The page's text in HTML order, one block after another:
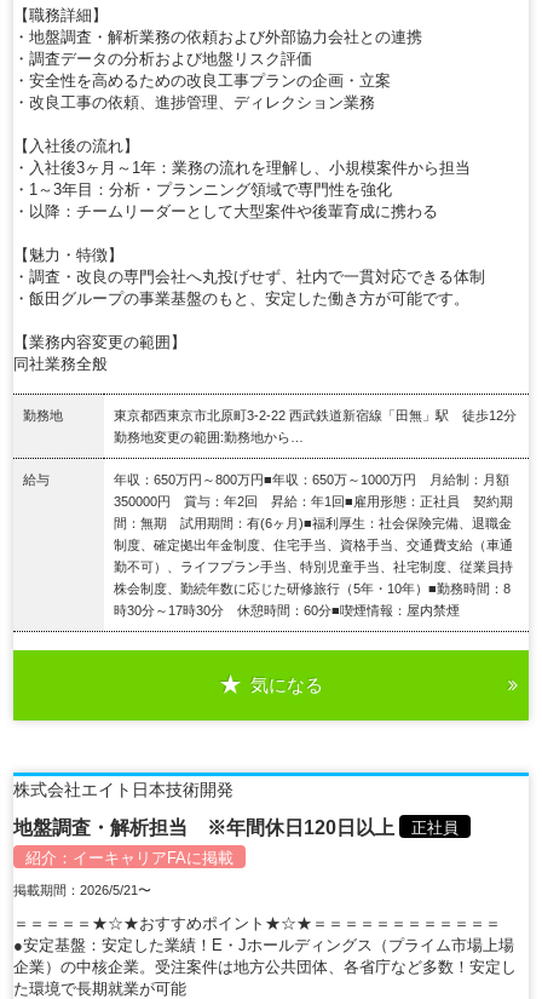
【職務詳細】
・地盤調査・解析業務の依頼および外部協力会社との連携
・調査データの分析および地盤リスク評価
・安全性を高めるための改良工事プランの企画・立案
・改良工事の依頼、進捗管理、ディレクション業務
【入社後の流れ】
・入社後3ヶ月～1年：業務の流れを理解し、小規模案件から担当
・1～3年目：分析・プランニング領域で専門性を強化
・以降：チームリーダーとして大型案件や後輩育成に携わる
【魅力・特徴】
・調査・改良の専門会社へ丸投げせず、社内で一貫対応できる体制
・飯田グループの事業基盤のもと、安定した働き方が可能です。
【業務内容変更の範囲】
同社業務全般
勤務地
東京都西東京市北原町3-2-22 西武鉄道新宿線「田無」駅 徒歩12分
勤務地変更の範囲:勤務地から…
給与
年収：650万円～800万円■年収：650万～1000万円 月給制：月額
350000円 賞与：年2回 昇給：年1回■雇用形態：正社員 契約期
間：無期 試用期間：有(6ヶ月)■福利厚生：社会保険完備、退職金
制度、確定拠出年金制度、住宅手当、資格手当、交通費支給（車通
勤不可）、ライフプラン手当、特別児童手当、社宅制度、従業員持
株会制度、勤続年数に応じた研修旅行（5年・10年）■勤務時間：8
時30分～17時30分 休憩時間：60分■喫煙情報：屋内禁煙
気になる
株式会社エイト日本技術開発
地盤調査・解析担当 ※年間休日120日以上
正社員
紹介： イーキャリアFAに掲載
掲載期間：2026/5/21〜
＝＝＝＝＝★☆★おすすめポイント★☆★＝＝＝＝＝＝＝＝＝＝＝＝
●安定基盤：安定した業績！E・Jホールディングス（プライム市場上場
企業）の中核企業。受注案件は地方公共団体、各省庁など多数！安定し
た環境で長期就業が可能